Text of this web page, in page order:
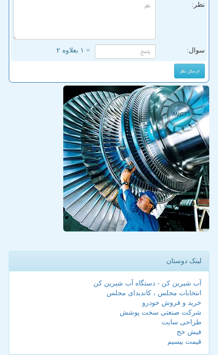
نظر:
سوال: = ۱ بعلاوه ۲
لینک دوستان
آب شیرین کن - دستگاه آب شیرین کن
انتخابات مجلس ، کاندیدای مجلس
خرید و فروش خودرو
شرکت صنعتی سخت پوشش
طراحی سایت
فیش حج
قیمت بیسیم